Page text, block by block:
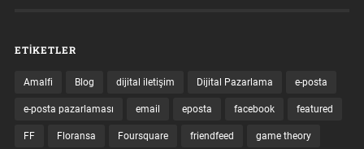
ETIKETLER
Amalfi Blog dijital iletişim Dijital Pazarlama e-posta
e-posta pazarlaması email eposta facebook featured
FF Floransa Foursquare friendfeed game theory